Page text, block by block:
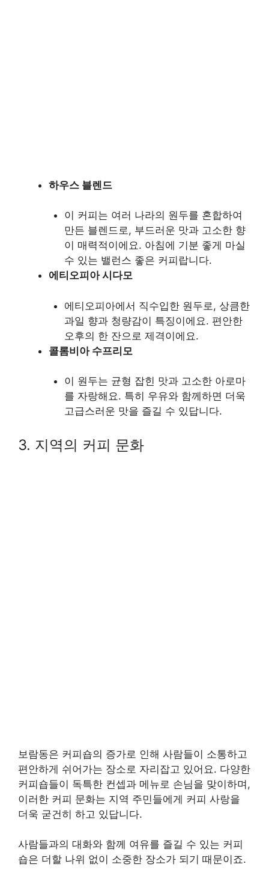
하우스 블렌드
이 커피는 여러 나라의 원두를 혼합하여
만든 블렌드로, 부드러운 맛과 고소한 향
이 매력적이에요. 아침에 기분 좋게 마실
수 있는 밸런스 좋은 커피랍니다.
에티오피아 시다모
에티오피아에서 직수입한 원두로, 상큼한
과일 향과 청량감이 특징이에요. 편안한
오후의 한 잔으로 제격이에요.
콜롬비아 수프리모
이 원두는 균형 잡힌 맛과 고소한 아로마
를 자랑해요. 특히 우유와 함께하면 더욱
고급스러운 맛을 즐길 수 있답니다.
3. 지역의 커피 문화
보람동은 커피숍의 증가로 인해 사람들이 소통하고
편안하게 쉬어가는 장소로 자리잡고 있어요. 다양한
커피숍들이 독특한 컨셉과 메뉴로 손님을 맞이하며,
이러한 커피 문화는 지역 주민들에게 커피 사랑을
더욱 굳건히 하고 있답니다.
사람들과의 대화와 함께 여유를 즐길 수 있는 커피
숍은 더할 나위 없이 소중한 장소가 되기 때문이죠.